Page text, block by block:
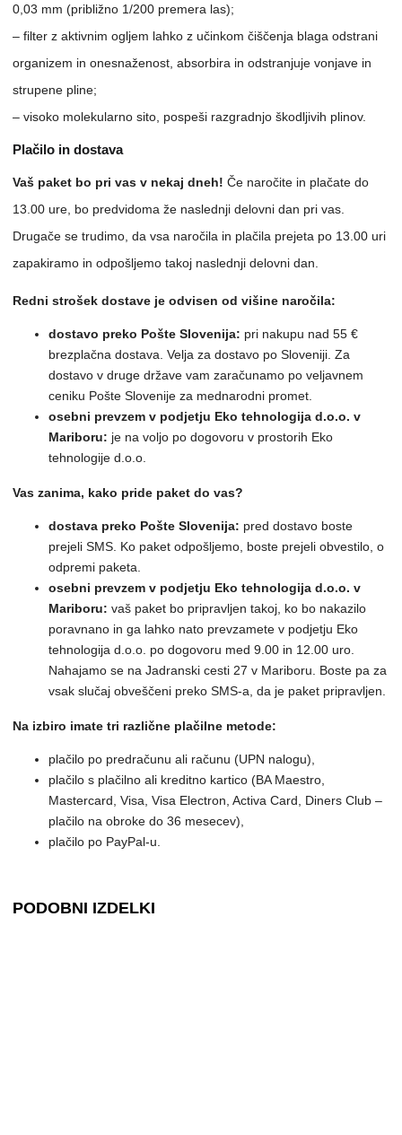
0,03 mm (približno 1/200 premera las);
– filter z aktivnim ogljem lahko z učinkom čiščenja blaga odstrani
organizem in onesnaženost, absorbira in odstranjuje vonjave in
strupene pline;
– visoko molekularno sito, pospeši razgradnjo škodljivih plinov.
Plačilo in dostava
Vaš paket bo pri vas v nekaj dneh! Če naročite in plačate do
13.00 ure, bo predvidoma že naslednji delovni dan pri vas.
Drugače se trudimo, da vsa naročila in plačila prejeta po 13.00 uri
zapakiramo in odpošljemo takoj naslednji delovni dan.
Redni strošek dostave je odvisen od višine naročila:
dostavo preko Pošte Slovenija: pri nakupu nad 55 €
brezplačna dostava. Velja za dostavo po Sloveniji. Za
dostavo v druge države vam zaračunamo po veljavnem
ceniku Pošte Slovenije za mednarodni promet.
osebni prevzem v podjetju Eko tehnologija d.o.o. v
Mariboru: je na voljo po dogovoru v prostorih Eko
tehnologije d.o.o.
Vas zanima, kako pride paket do vas?
dostava preko Pošte Slovenija: pred dostavo boste
prejeli SMS. Ko paket odpošljemo, boste prejeli obvestilo, o
odpremi paketa.
osebni prevzem v podjetju Eko tehnologija d.o.o. v
Mariboru: vaš paket bo pripravljen takoj, ko bo nakazilo
poravnano in ga lahko nato prevzamete v podjetju Eko
tehnologija d.o.o. po dogovoru med 9.00 in 12.00 uro.
Nahajamo se na Jadranski cesti 27 v Mariboru. Boste pa za
vsak slučaj obveščeni preko SMS-a, da je paket pripravljen.
Na izbiro imate tri različne plačilne metode:
plačilo po predračunu ali računu (UPN nalogu),
plačilo s plačilno ali kreditno kartico (BA Maestro,
Mastercard, Visa, Visa Electron, Activa Card, Diners Club –
plačilo na obroke do 36 mesecev),
plačilo po PayPal-u.
PODOBNI IZDELKI